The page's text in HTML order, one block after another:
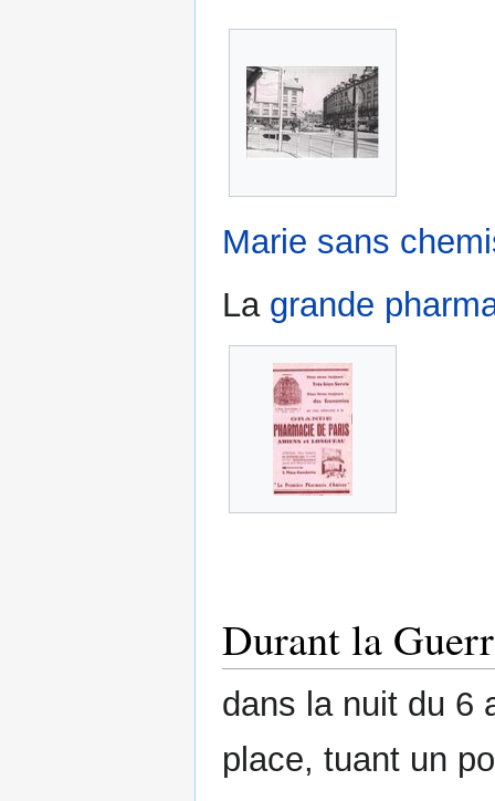
Marie sans
La grande
Durant la
dans la nuit du 6
place, tuant un